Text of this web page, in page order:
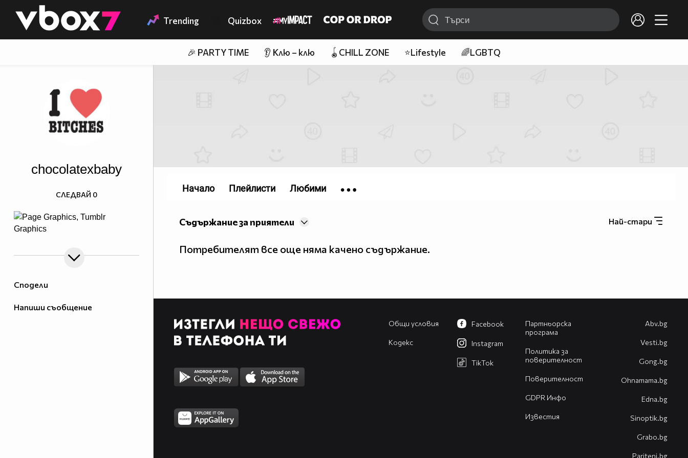
👾 Trending Quizbox
🎉 PARTY TIME 👂 Клю – клю 🪀CHILL ZONE ⭐Lifestyle 🌈LGBTQ
Сподели
Напиши съобщение
chocolatexbaby
СЛЕДВАЙ 0
Най-стари
Съдържание за приятели
Потребителят все още няма качено съдържание.
Начало Плейлисти Любими
Общи условия
Кодекс
Партньорска
програма
Политика за
поверителност
Поверителност
GDPR Инфо
Известия
Facebook
Instagram
TikTok
Abv.bg
Vesti.bg
Gong.bg
Оhnamama.bg
Edna.bg
Sinoptik.bg
Grabo.bg
Pariteni.bg